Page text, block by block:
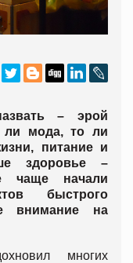
– эрой
ли мода, то ли
питание и
здоровье –
чаще начали
быстрого
внимание на
многих